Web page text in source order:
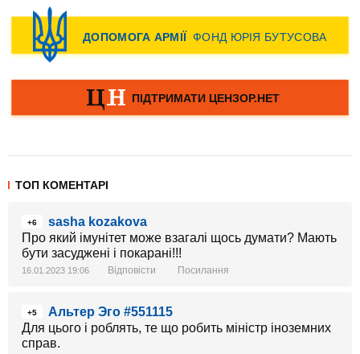
ТОП КОМЕНТАРІ
+6
sasha kozakova
Про який імунітет може взагалі щось думати? Мають
бути засуджені і покарані!!!
16.01.2023 19:06 Відповісти Посилання
+5
Альтер Эго #551115
Для цього і роблять, те що робить міністр іноземних
справ.